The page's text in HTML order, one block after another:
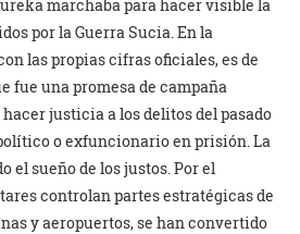
marchaba para hacer visible la
por la Guerra Sucia. En la
las propias cifras oficiales, es de
fue una promesa de campaña
justicia a los delitos del pasado
o exfuncionario en prisión. La
el sueño de los justos. Por el
controlan partes estratégicas de
y aeropuertos, se han convertido